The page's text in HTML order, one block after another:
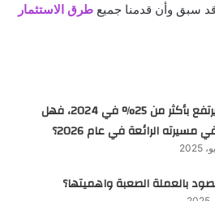
سبق وأن قدمنا جميع طرق الاستثمار
الذهب يرتفع بأكثر من 25% في 2024، فهل
مسيرته الرائعة في عام 2026؟
بالعملة الصعبة واهميتها؟